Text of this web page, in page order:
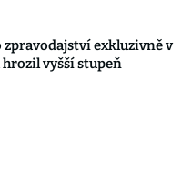
zpravodajství exkluzivně v
vyšší stupeň